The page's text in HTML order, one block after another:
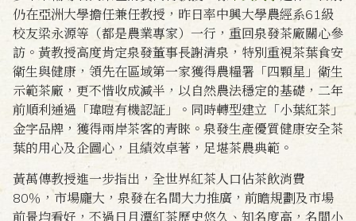
仍在亞洲大學擔任兼任教授，昨日率中興大學農經系61級
校友梁永源等（都是農業專家）一行，重回泉發茶廠關心參
訪。黃教授高度肯定泉發董事長謝清泉，特別重視茶葉食安
衛生與健康，領先在區域第一家獲得農糧署「四顆星」衛生
示範茶廠，更不惜收成減半，以自然農法穩定的基礎，二年
前順利通過「瑋暟有機認証」。同時轉型建立「小葉紅茶」
金字品牌，獲得兩岸茶客的青睞。泉發生產優質健康安全茶
葉的用心及企圖心，且績效卓著，足堪茶農典範。
黃萬傳教授進一步指出，全世界紅茶人口佔茶飲消費
80％，市場龐大，泉發在名間大力推廣，前瞻規劃及市場